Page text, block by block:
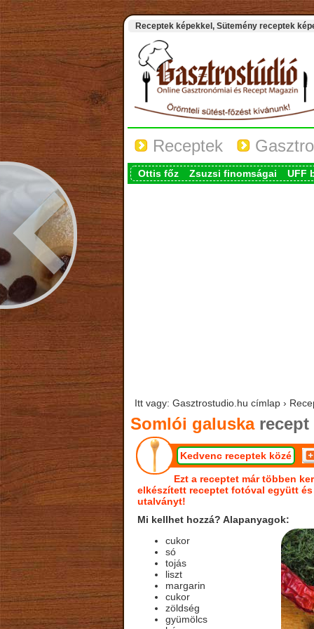
Receptek képekkel, Sütemény receptek
Receptek
Ottis főz Zsuzsi finomságai UFF
Itt vagy: Gasztrostudio.hu címlap ›
Somlói galuskarecept
Kedvenc receptek közé
Ezt a receptet már többen
elkészített receptet fotóval együtt
utalványt!
Mi kellhet hozzá? Alapanyagok:
cukor
só
tojás
liszt
margarin
cukor
zöldség
gyümölcs